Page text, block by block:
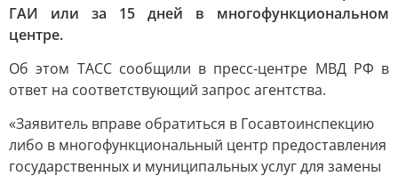
ГАИ или за 15 дней в многофункциональном
центре.
Об этом ТАСС сообщили в пресс-центре МВД РФ в
ответ на соответствующий запрос агентства.
«Заявитель вправе обратиться в Госавтоинспекцию
либо в многофункциональный центр предоставления
государственных и муниципальных услуг для замены